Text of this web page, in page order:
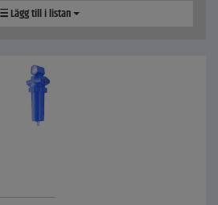
Lägg till i listan